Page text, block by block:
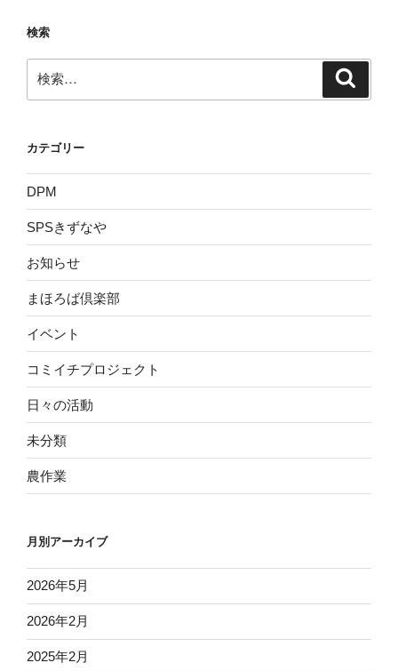
ペ
ジ
送
検索
索:
カテゴリー
DPM
SPSきずなや
お知らせ
まほろば倶楽部
イベント
コミイチプロジェクト
日々の活動
未分類
農作業
月別アーカイブ
2026年5月
2026年2月
2025年2月